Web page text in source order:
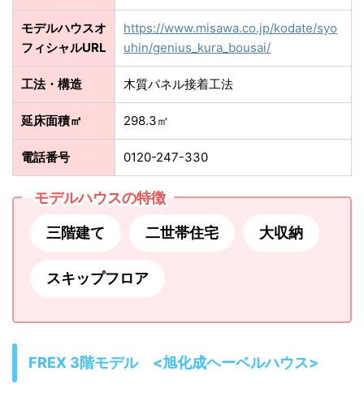
モデルハウスオ
フィシャルURL
https://www.misawa.co.jp/kodate/syo
uhin/genius_kura_bousai/
工法・構造 木質パネル接着工法
延床面積㎡ 298.3㎡
電話番号 0120-247-330
モデルハウスの特徴
三階建て 二世帯住宅 大収納
スキップフロア
FREX 3階モデル <旭化成ヘーベルハウス>